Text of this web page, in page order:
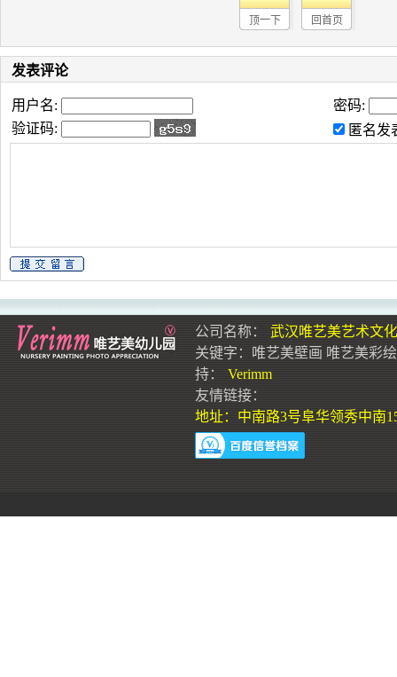
顶一下 回首页
发表评论
用户名:
密码:
验证码:
匿名发
公司名称：
武汉唯艺美艺术文
关键字：
唯艺美壁画 唯艺美彩
持：
Verimm
友情链接：
地址：中南路3号阜华领秀中南